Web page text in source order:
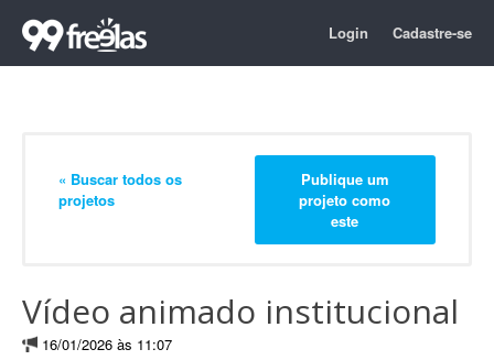
Login Cadastre-se
« Buscar todos os
projetos
Publique um
projeto como
este
Vídeo animado institucional
16/01/2026 às 11:07